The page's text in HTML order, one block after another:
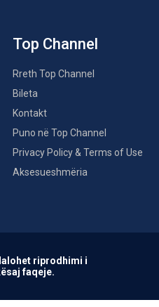
Top Channel
Rreth Top Channel
Bileta
Kontakt
Puno në Top Channel
Privacy Policy & Terms of Use
Aksesueshmëria
riprodhimi i
faqeje.